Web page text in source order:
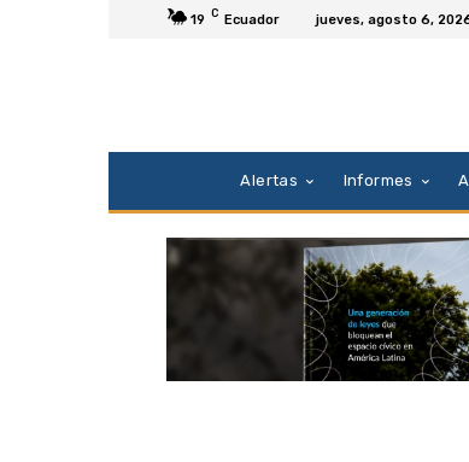
19 C Ecuador jueves, agosto 6,
Alertas Informes